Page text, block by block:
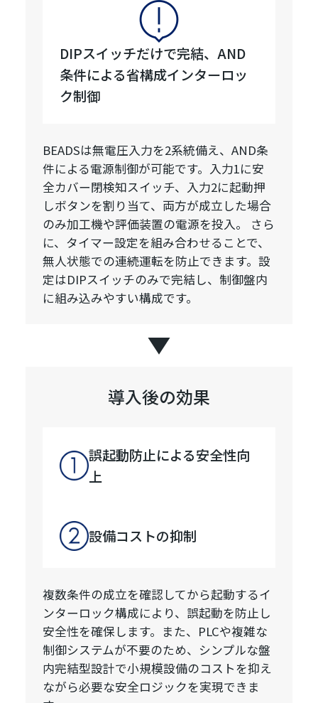
DIPスイッチだけで完結、AND
条件による省構成インターロッ
ク制御
BEADSは無電圧入力を2系統備え、AND条
件による電源制御が可能です。入力1に安
全カバー閉検知スイッチ、入力2に起動押
しボタンを割り当て、両方が成立した場合
のみ加工機や評価装置の電源を投入。 さら
に、タイマー設定を組み合わせることで、
無人状態での連続運転を防止できます。設
定はDIPスイッチのみで完結し、制御盤内
に組み込みやすい構成です。
導入後の効果
誤起動防止による安全性向
上
設備コストの抑制
複数条件の成立を確認してから起動するイ
ンターロック構成により、誤起動を防止し
安全性を確保します。また、PLCや複雑な
制御システムが不要のため、シンプルな盤
内完結型設計で小規模設備のコストを抑え
ながら必要な安全ロジックを実現できま